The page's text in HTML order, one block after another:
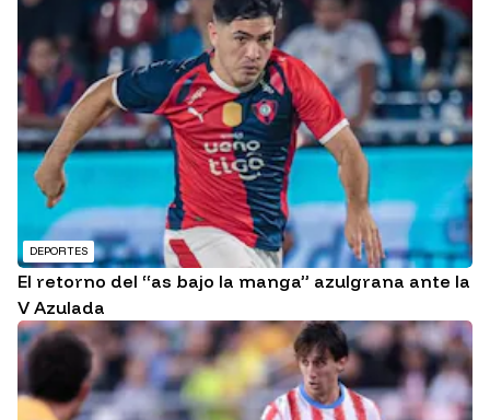
DEPORTES
El retorno del “as bajo la manga” azulgrana ante la
V Azulada